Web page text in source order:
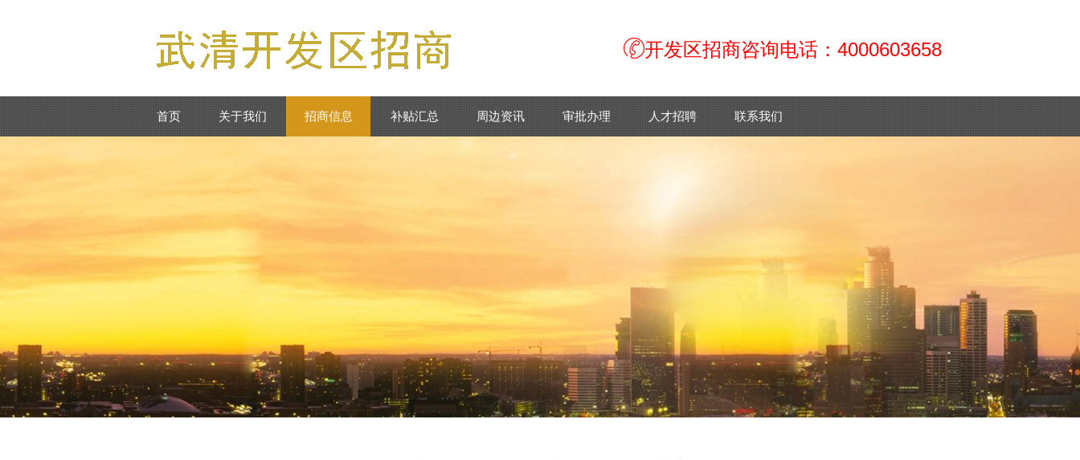
开发区招商咨询电话：4000603658
首页 关于我们 招商信息 补贴汇总 周边资讯 审批办理 人才招聘 联系我们